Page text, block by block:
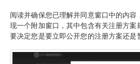
阅读并确保您已理解并同意窗口中的内容
现一个附加窗口，其中包含有关注册方案
要决定您是要立即公开您的注册方案还是